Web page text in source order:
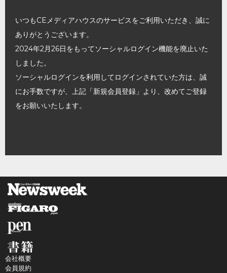
いつもCEメディアハウスのサービスをご利用いただき、誠に
ありがとうございます。
2024年2月26日をもってソーシャルログイン機能を廃止いた
しました。
ソーシャルログインを利用してログインされていた方は、誠
にお手数ですが、上記「新規会員登録」より、改めてご登録
をお願いいたします。
会社概要
会員規約